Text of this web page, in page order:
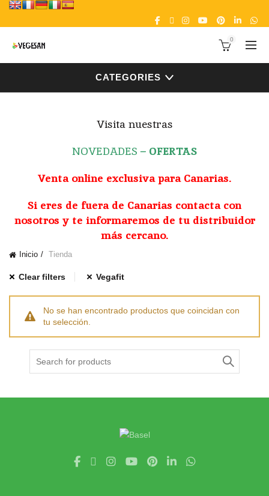
0
CATEGORIES
Visita nuestras
NOVEDADES – OFERTAS
Venta online exclusiva para Canarias.
Si eres de fuera de Canarias contacta con
nosotros y te informaremos de tu distribuidor
más cercano.
Inicio Tienda
Clear filters Vegafit
No se han encontrado productos que coincidan con
tu selección.